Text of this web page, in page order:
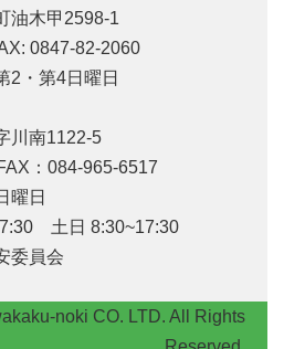
油木甲2598-1
0847-82-2060
・第4日曜日
川南1122-5
：084-965-6517
曜日
土日 8:30~17:30
委員会
noki CO. LTD. All Rights